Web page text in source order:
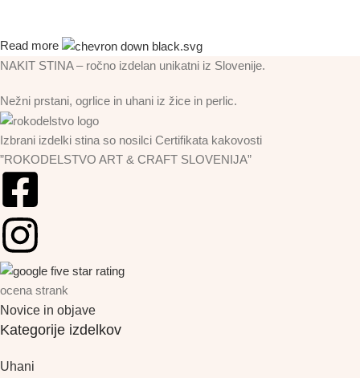
Read more
NAKIT STINA – ročno izdelan unikatni iz Slovenije.
Nežni prstani, ogrlice in uhani iz žice in perlic.
Izbrani izdelki stina so nosilci Certifikata kakovosti
”ROKODELSTVO ART & CRAFT SLOVENIJA”
ocena strank
Novice in objave
Kategorije izdelkov
Uhani